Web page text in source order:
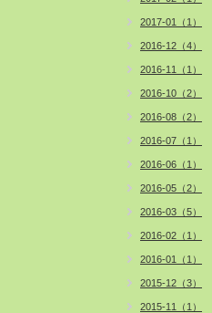
2017-01（1）
2016-12（4）
2016-11（1）
2016-10（2）
2016-08（2）
2016-07（1）
2016-06（1）
2016-05（2）
2016-03（5）
2016-02（1）
2016-01（1）
2015-12（3）
2015-11（1）